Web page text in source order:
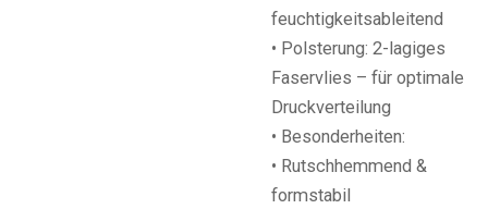
feuchtigkeitsableitend
• Polsterung: 2-lagiges
Faservlies – für optimale
Druckverteilung
• Besonderheiten:
• Rutschhemmend &
formstabil